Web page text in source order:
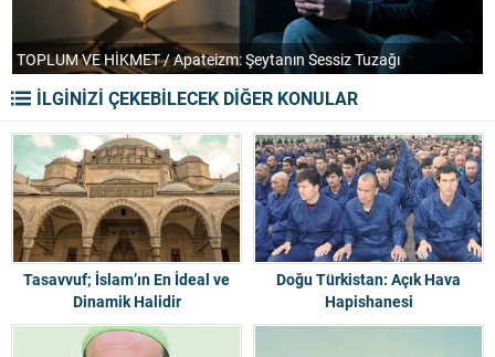
TOPLUM VE HİKMET / Apateizm: Şeytanın Sessiz Tuzağı
İLGİNİZİ ÇEKEBİLECEK DİĞER KONULAR
Tasavvuf; İslam’ın En İdeal ve
Dinamik Halidir
Doğu Türkistan: Açık Hava
Hapishanesi